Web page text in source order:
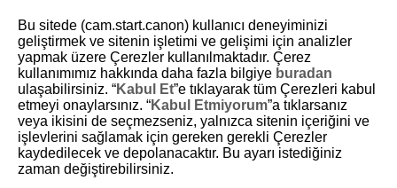
D292-185
Güç Tasarrufu
Ekranın ne zaman kararacağını, ekranın ne zaman kararacağını ve
sonra kapanacağını ve kamera boşta bırakıldıktan sonra kameranın ne
zaman kapanacağını ayarlayabilirsiniz (Ekran karartıcı, Ekran kapalı ve
Bu sitede (cam.start.canon) kullanıcı deneyiminizi
geliştirmek ve sitenin işletimi ve gelişimi için analizler
yapmak üzere Çerezler kullanılmaktadır. Çerez
kullanımımız hakkında daha fazla bilgiye buradan
ulaşabilirsiniz. “Kabul Et”e tıklayarak tüm Çerezleri kabul
etmeyi onaylarsınız. “Kabul Etmiyorum”a tıklarsanız
veya ikisini de seçmezseniz, yalnızca sitenin içeriğini ve
işlevlerini sağlamak için gereken gerekli Çerezler
kaydedilecek ve depolanacaktır. Bu ayarı istediğiniz
zaman değiştirebilirsiniz.